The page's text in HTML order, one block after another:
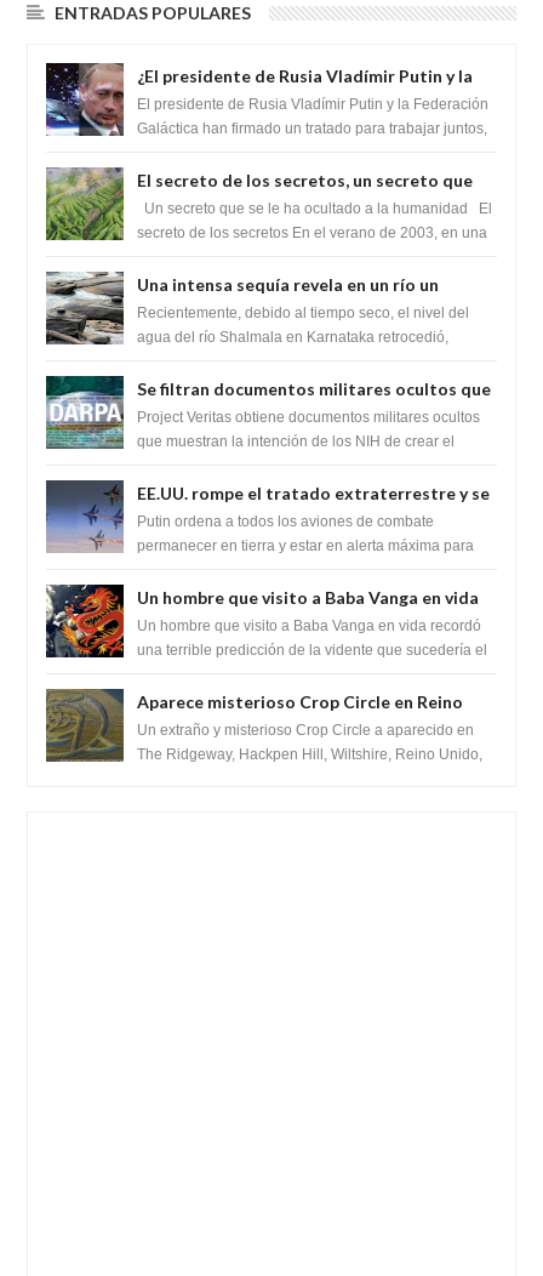
ENTRADAS POPULARES
¿El presidente de Rusia Vladímir Putin y la
Federación Galactica han firmado un
tratado para acabar con los Sionistas?
El presidente de Rusia Vladímir Putin y la Federación
Galáctica han firmado un tratado para trabajar juntos,
El secreto de los secretos, un secreto que
cambiaría por completo el destino de la
humanidad
Un secreto que se le ha ocultado a la humanidad El
secreto de los secretos En el verano de 2003, en una
Una intensa sequía revela en un río un
impresionante hallazgo de miles de Shiva
Lingas
Recientemente, debido al tiempo seco, el nivel del
agua del río Shalmala en Karnataka retrocedió,
Se filtran documentos militares ocultos que
muestran la intención de los NIH de crear el
SARS-CoV-2, utilizando la investigación de
Project Veritas obtiene documentos militares ocultos
que muestran la intención de los NIH de crear el
EE.UU. rompe el tratado extraterrestre y se
prepara para destruir el misterioso satélite
"Caballero Negro"
Putin ordena a todos los aviones de combate
permanecer en tierra y estar en alerta máxima para
Un hombre que visito a Baba Vanga en vida
recordó la terrible predicción de la vidente
para febrero de 2022.
Un hombre que visito a Baba Vanga en vida recordó
una terrible predicción de la vidente que sucedería el
Aparece misterioso Crop Circle en Reino
Unido 23 de junio 2016
Un extraño y misterioso Crop Circle a aparecido en
The Ridgeway, Hackpen Hill, Wiltshire, Reino Unido,